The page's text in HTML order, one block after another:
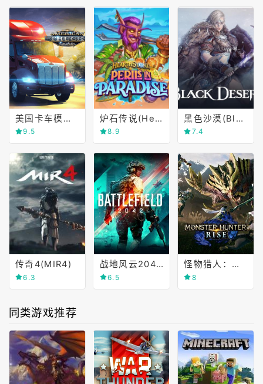
美国卡车模拟(American Truck Simulator)
9.5
炉石传说(Hearthstone)
8.9
黑色沙漠(Black Desert Online)
7.4
传奇4(MIR4)
6.3
战地风云2042(Battlefield 2042)
6.5
怪物猎人：崛起(Monster Hunter Rise)
8
同类游戏推荐